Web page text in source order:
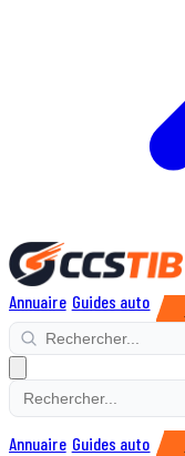
Annuaire Guides auto
Annuaire Guides auto